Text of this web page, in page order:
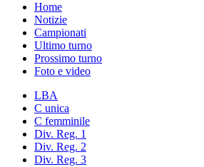
Home
Notizie
Campionati
Ultimo turno
Prossimo turno
Foto e video
LBA
C unica
C femminile
Div. Reg. 1
Div. Reg. 2
Div. Reg. 3